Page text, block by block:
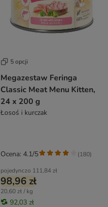
5 opcji
Megazestaw Feringa
Classic Meat Menu Kitten,
24 x 200 g
Łosoś i kurczak
pojedynczo 111,84 zł
98,96 zł
20,60 zł / kg
92,03 zł
Ocena: 4.1/5 (180)